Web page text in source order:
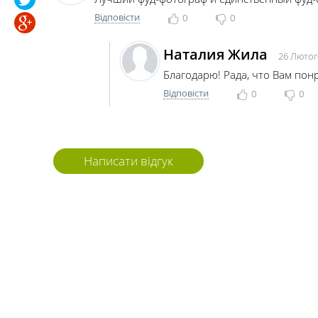
Відповісти 0 0
Наталия Жила 26
Благодарю! Рада, что Вам
Відповісти 0 0
Написати відгук